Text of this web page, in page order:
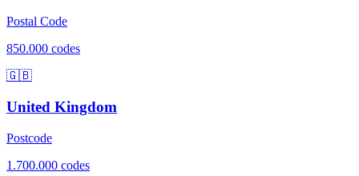
Postal Code
850.000 codes
🇬🇧
United Kingdom
Postcode
1.700.000 codes